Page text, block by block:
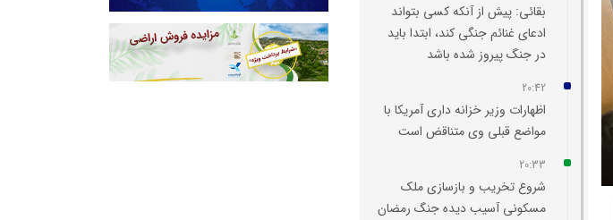
بقائی: پیش از آنکه کسی بتواند
ادعای غنائم جنگی کند، ابتدا باید
در جنگ پیروز شده باشد
20:42
اظهارات وزیر خزانه‌ داری آمریکا با
مواضع قبلی وی متناقض است
20:33
شروع تخریب و بازسازی ملک
مسکونی آسیب‌ دیده جنگ رمضان